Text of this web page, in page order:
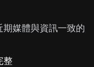
媒體與資訊一致的
整